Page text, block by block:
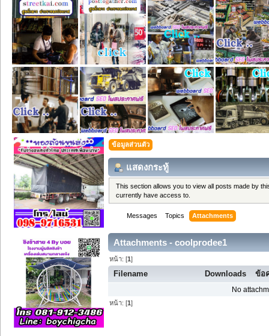
ข้อมูลส่วนตัว
แสดงกระทู้
This section allows you to view all posts made by
currently have access to.
Messages Topics Attachments
Attachments - coolprodee1
หน้า: [1]
Filename Downloads ข้อ
No
หน้า: [1]